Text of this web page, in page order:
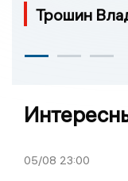
Трошин
05/08 23:00